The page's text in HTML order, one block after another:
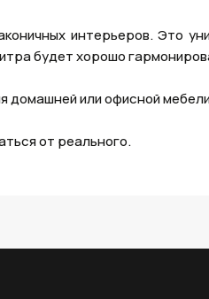
интерьеров. Это
будет хорошо
домашней или офисной
от реального.